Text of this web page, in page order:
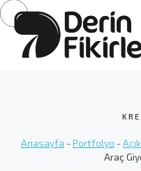
Anasayfa - Portfolyo -
Araç